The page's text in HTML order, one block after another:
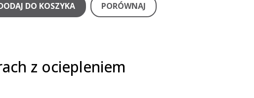
DO KOSZYKA PORÓWNAJ
z ociepleniem